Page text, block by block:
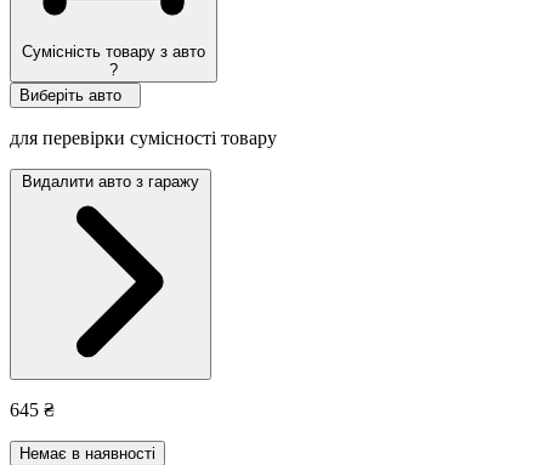
Сумісність товару з авто
?
Виберіть авто
для перевірки сумісності товару
Видалити авто з гаражу
645 ₴
Немає в наявності